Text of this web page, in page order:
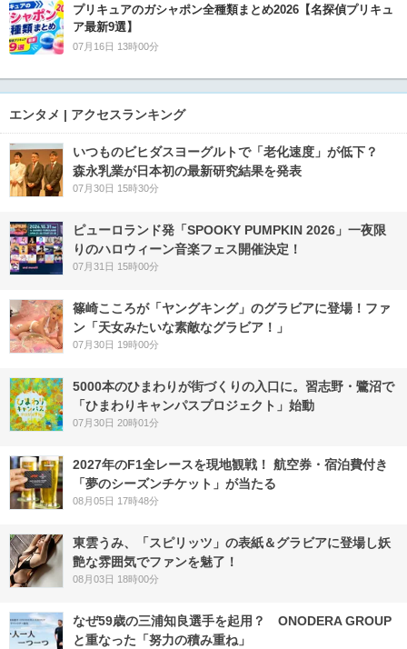
プリキュアのガシャポン全種類まとめ2026【名探偵プリキュ
ア最新9選】
07月16日 13時00分
エンタメ | アクセスランキング
いつものビヒダスヨーグルトで「老化速度」が低下？
森永乳業が日本初の最新研究結果を発表
07月30日 15時30分
ピューロランド発「SPOOKY PUMPKIN 2026」一夜限
りのハロウィーン音楽フェス開催決定！
07月31日 15時00分
篠崎こころが「ヤングキング」のグラビアに登場！ファ
ン「天女みたいな素敵なグラビア！」
07月30日 19時00分
5000本のひまわりが街づくりの入口に。習志野・鷺沼で
「ひまわりキャンパスプロジェクト」始動
07月30日 20時01分
2027年のF1全レースを現地観戦！ 航空券・宿泊費付き
「夢のシーズンチケット」が当たる
08月05日 17時48分
東雲うみ、「スピリッツ」の表紙＆グラビアに登場し妖
艶な雰囲気でファンを魅了！
08月03日 18時00分
なぜ59歳の三浦知良選手を起用？ ONODERA GROUP
と重なった「努力の積み重ね」